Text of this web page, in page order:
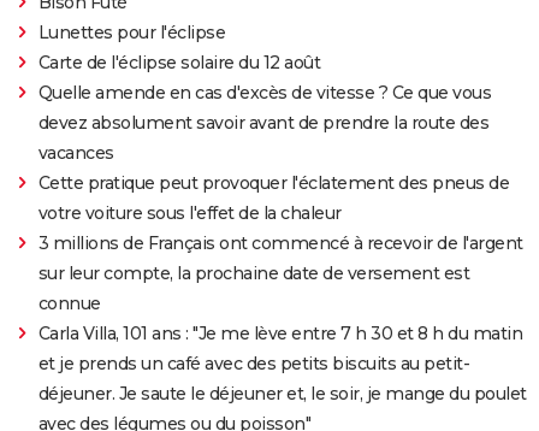
Lunettes pour l'éclipse
Carte de l'éclipse solaire du 12 août
Quelle amende en cas d'excès de vitesse ? Ce que vous
devez absolument savoir avant de prendre la route des
vacances
Cette pratique peut provoquer l'éclatement des pneus de
votre voiture sous l'effet de la chaleur
3 millions de Français ont commencé à recevoir de l'argent
sur leur compte, la prochaine date de versement est
connue
Carla Villa, 101 ans : "Je me lève entre 7 h 30 et 8 h du matin
et je prends un café avec des petits biscuits au petit-
déjeuner. Je saute le déjeuner et, le soir, je mange du poulet
avec des légumes ou du poisson"